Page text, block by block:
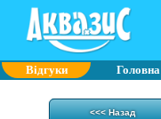
Відгуки Головна
<<< Назад